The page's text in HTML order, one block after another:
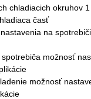
chladiacich okruhov 1
časť
na
možnosť
možnosť